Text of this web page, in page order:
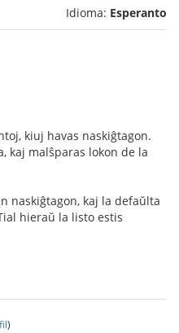
Idioma: Esperanto
kiuj havas naskiĝtagon.
kaj malŝparas lokon de la
naskiĝtagon, kaj la defaŭlta
hieraŭ la listo estis
)